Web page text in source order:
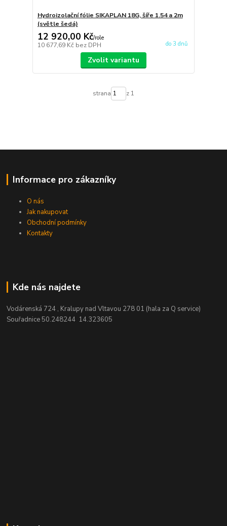
Hydroizolační fólie SIKAPLAN 18G, šíře 1.54 a 2m
(světle šedá)
12 920,00 Kč/role
10 677,69 Kč bez DPH do 3 dnů
Zvolit variantu
strana z 1
Informace pro zákazníky
O nás
Jak nakupovat
Obchodní podmínky
Kontakty
Kde nás najdete
Vodárenská 724 , Kralupy nad Vltavou 278 01 (hala za Q service)
Souřadnice 50.248244 14.323605